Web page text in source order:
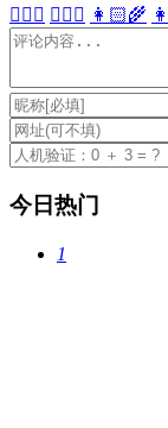
👩🏻‍⚕️ 👨🏻‍⚕️ 👩🏻‍🌾
今日热门
1